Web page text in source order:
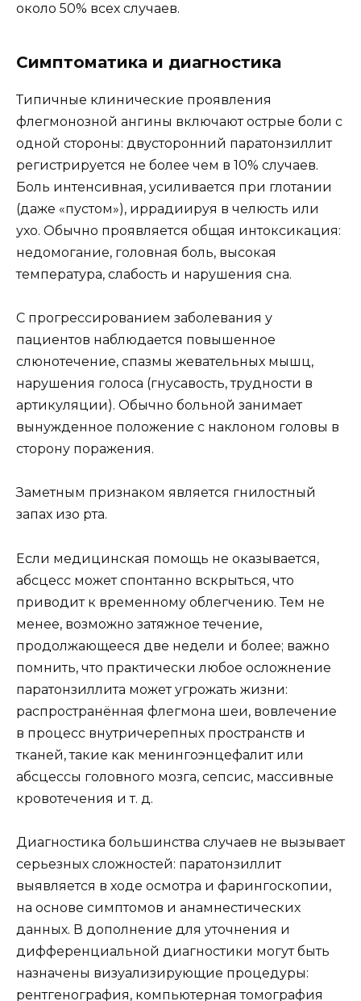
около 50% всех случаев.
Симптоматика и диагностика
Типичные клинические проявления
флегмонозной ангины включают острые боли с
одной стороны: двусторонний паратонзиллит
регистрируется не более чем в 10% случаев.
Боль интенсивная, усиливается при глотании
(даже «пустом»), иррадиируя в челюсть или
ухо. Обычно проявляется общая интоксикация:
недомогание, головная боль, высокая
температура, слабость и нарушения сна.
С прогрессированием заболевания у
пациентов наблюдается повышенное
слюнотечение, спазмы жевательных мышц,
нарушения голоса (гнусавость, трудности в
артикуляции). Обычно больной занимает
вынужденное положение с наклоном головы в
сторону поражения.
Заметным признаком является гнилостный
запах изо рта.
Если медицинская помощь не оказывается,
абсцесс может спонтанно вскрыться, что
приводит к временному облегчению. Тем не
менее, возможно затяжное течение,
продолжающееся две недели и более; важно
помнить, что практически любое осложнение
паратонзиллита может угрожать жизни:
распространённая флегмона шеи, вовлечение
в процесс внутричерепных пространств и
тканей, такие как менингоэнцефалит или
абсцессы головного мозга, сепсис, массивные
кровотечения и т. д.
Диагностика большинства случаев не вызывает
серьезных сложностей: паратонзиллит
выявляется в ходе осмотра и фарингоскопии,
на основе симптомов и анамнестических
данных. В дополнение для уточнения и
дифференциальной диагностики могут быть
назначены визуализирующие процедуры:
рентгенография, компьютерная томография